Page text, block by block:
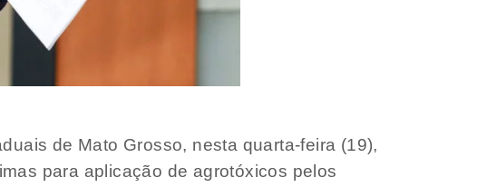
de Mato Grosso, nesta quarta-feira (19),
para aplicação de agrotóxicos pelos